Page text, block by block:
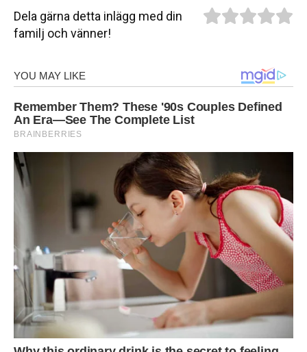
Dela gärna detta inlägg med din
familj och vänner!